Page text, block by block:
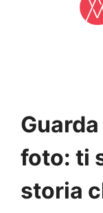
foto: ti
storia